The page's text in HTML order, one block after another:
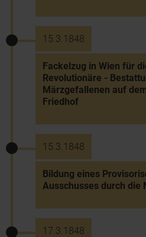
15.3.1848
Fackelzug in Wien für
Revolutionäre -
Märzgefallenen auf
Friedhof
15.3.1848
Bildung eines
Ausschusses durch die
17.3.1848